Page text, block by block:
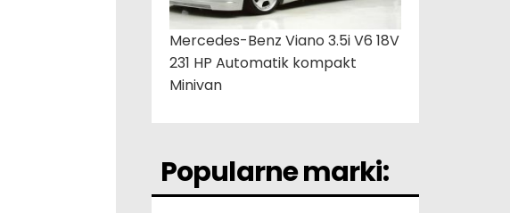
Mercedes-Benz Viano 3.5i V6 18V
231 HP Automatik kompakt
Minivan
Popularne marki: